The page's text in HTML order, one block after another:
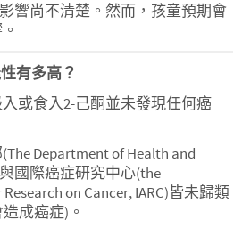
響尚不清楚。然而，孩童預期會
有多高？
或食入2-己酮並未發現任何癌
Department of Health and
與國際癌症研究中心(the
on Cancer, IARC)皆未歸類
成癌症)。